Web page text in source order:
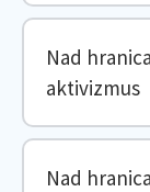
Nad
aktivizmus
Nad